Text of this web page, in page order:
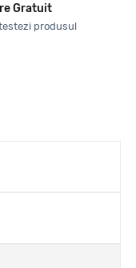
Gratuit
produsul